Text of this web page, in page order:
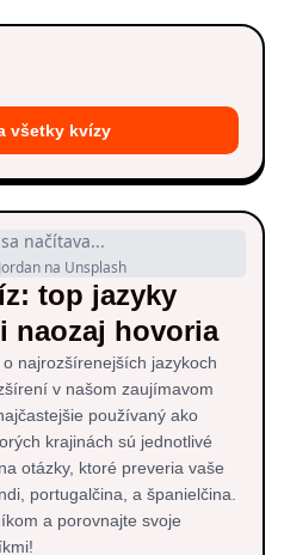
všetky kvízy
načítava...
na Unsplash
top jazyky
naozaj hovoria
najrozšírenejších jazykoch
v našom zaujímavom
používaný ako
krajinách sú jednotlivé
otázky, ktoré preveria vaše
portugalčina, a španielčina.
a porovnajte svoje